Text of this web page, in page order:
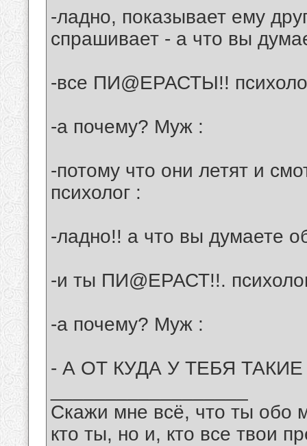
-ладно, показывает ему
спрашивает - а что вы
-все ПИ@ЕРАСТЫ!!
-а почему? Муж :
-потому что они летят и
психолог :
-ладно!! а что вы думаете
-и ты ПИ@ЕРАСТ!!.
-а почему? Муж :
- А ОТ КУДА У ТЕБЯ
Скажи мне всё, что ты обо
кто ты, но и, кто все твои